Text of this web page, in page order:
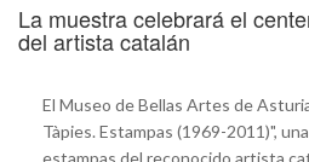
La muestra celebrará el
del artista catalán
El Museo de Bellas Artes de
Tàpies. Estampas (1969-2011)",
estampas del reconocido artista